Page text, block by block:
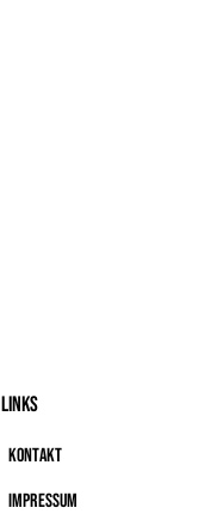
Links
Kontakt
Impressum